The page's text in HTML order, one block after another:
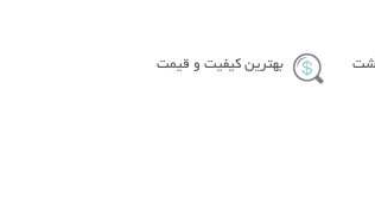
بهترین کیفیت و قیمت